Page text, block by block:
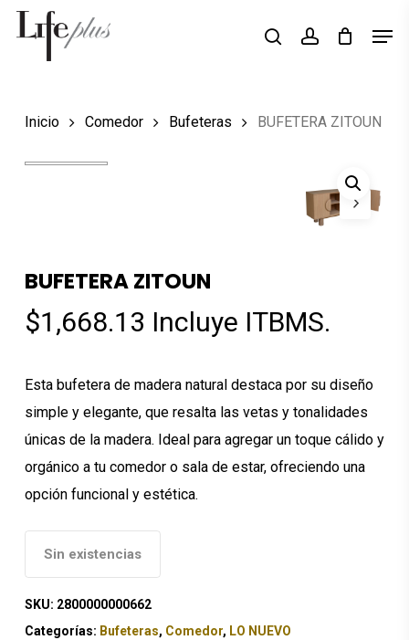
Skip
Búsqueda
productos
searchaccount
Inicio Comedor Bufeteras BUFETERA ZITOUN
BUFETERA ZITOUN
$1,668.13 Incluye ITBMS.
Esta bufetera de madera natural destaca por su diseño
simple y elegante, que resalta las vetas y tonalidades
únicas de la madera. Ideal para agregar un toque cálido y
orgánico a tu comedor o sala de estar, ofreciendo una
opción funcional y estética.
Sin existencias
SKU: 2800000000662
Categorías: Bufeteras, Comedor, LO NUEVO